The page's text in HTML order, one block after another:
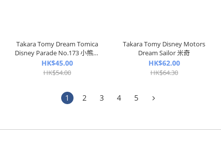
Takara Tomy Dream Tomica
Disney Parade No.173 小熊維
尼
HK$45.00
HK$54.00
Takara Tomy Disney Motors
Dream Sailor 米奇
HK$62.00
HK$64.30
1 2 3 4 5